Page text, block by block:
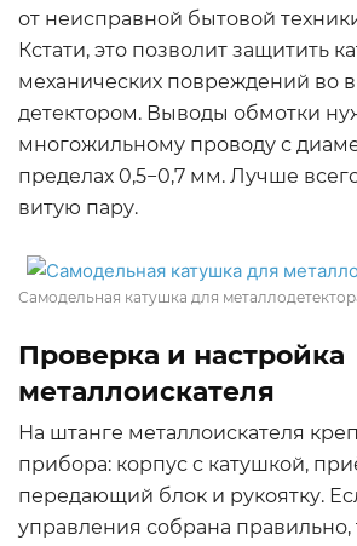
от неисправной бытовой
Кстати, это позволит защитить
механических повреждений во
детектором. Выводы обмотки
многожильному проводу с
пределах 0,5−0,7 мм. Лучше
витую пару.
Самодельная катушка для
Проверка и настройка
металлоискателя
На штанге металлоискателя
прибора: корпус с катушкой,
передающий блок и рукоятку.
управления собрана правильно,